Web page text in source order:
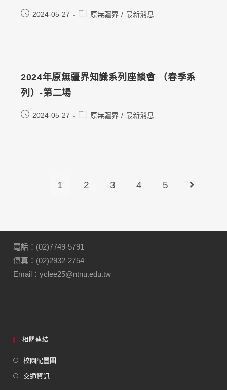
2024-05-27 原無疆界 / 最新消息
2024年原無疆界知識系列座談會 （春季系
列）-第二場
2024-05-27 原無疆界 / 最新消息
1 2 3 4 5
電話：(02)7749-5791
傳真：(02)2932-2754
Email：yclee25@ntnu.edu.tw
相關連結
校園配置圖
交通資訊